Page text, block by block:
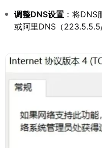
调整DNS设置 ：将
或阿里DNS（